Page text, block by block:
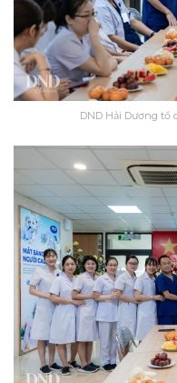
DND Hải Dương